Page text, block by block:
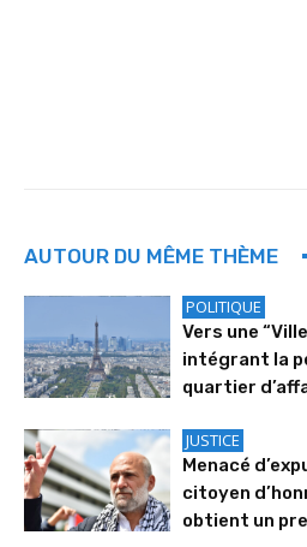
AUTOUR DU MÊME THÈME
POLITIQUE
Vers une
intégrant la
quartier
JUSTICE
Menacé
citoyen
obtient un